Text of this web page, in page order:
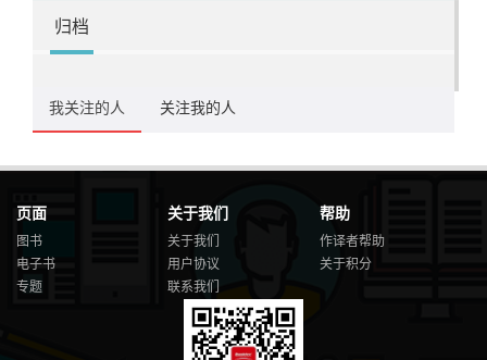
归档
我关注的人 关注我的人
页面
图书
电子书
专题
关于我们
关于我们
用户协议
联系我们
帮助
作译者帮助
关于积分